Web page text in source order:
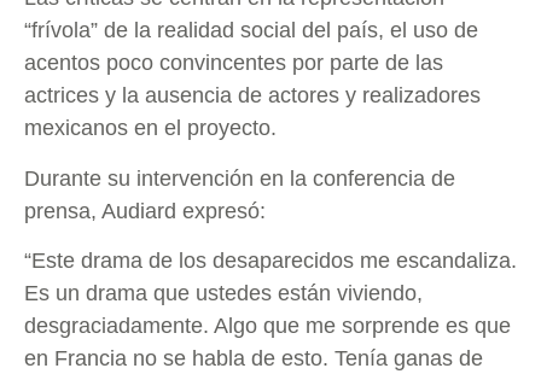
“frívola” de la realidad social del país, el uso de
acentos poco convincentes por parte de las
actrices y la ausencia de actores y realizadores
mexicanos en el proyecto.
Durante su intervención en la conferencia de
prensa, Audiard expresó:
“Este drama de los desaparecidos me escandaliza.
Es un drama que ustedes están viviendo,
desgraciadamente. Algo que me sorprende es que
en Francia no se habla de esto. Tenía ganas de